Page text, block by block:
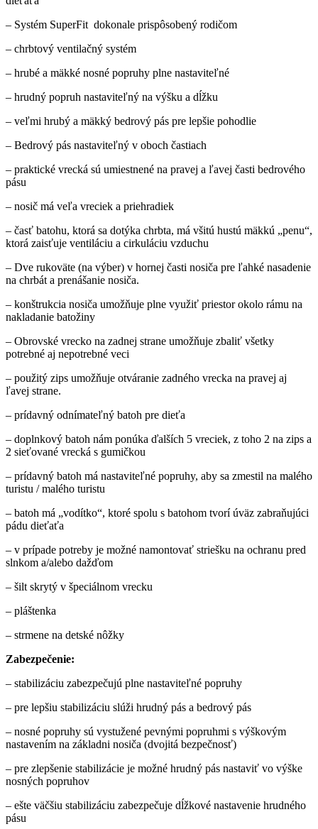
– Systém SuperFit dokonale prispôsobený rodičom
– chrbtový ventilačný systém
– hrubé a mäkké nosné popruhy plne nastaviteľné
– hrudný popruh nastaviteľný na výšku a dĺžku
– veľmi hrubý a mäkký bedrový pás pre lepšie pohodlie
– Bedrový pás nastaviteľný v oboch častiach
– praktické vrecká sú umiestnené na pravej a ľavej časti bedrového
pásu
– nosič má veľa vreciek a priehradiek
– časť batohu, ktorá sa dotýka chrbta, má všitú hustú mäkkú „penu“,
ktorá zaisťuje ventiláciu a cirkuláciu vzduchu
– Dve rukoväte (na výber) v hornej časti nosiča pre ľahké nasadenie
na chrbát a prenášanie nosiča.
– konštrukcia nosiča umožňuje plne využiť priestor okolo rámu na
nakladanie batožiny
– Obrovské vrecko na zadnej strane umožňuje zbaliť všetky
potrebné aj nepotrebné veci
– použitý zips umožňuje otváranie zadného vrecka na pravej aj
ľavej strane.
– prídavný odnímateľný batoh pre dieťa
– doplnkový batoh nám ponúka ďalších 5 vreciek, z toho 2 na zips a
2 sieťované vrecká s gumičkou
– prídavný batoh má nastaviteľné popruhy, aby sa zmestil na malého
turistu / malého turistu
– batoh má „vodítko“, ktoré spolu s batohom tvorí úväz zabraňujúci
pádu dieťaťa
– v prípade potreby je možné namontovať striešku na ochranu pred
slnkom a/alebo dažďom
– šilt skrytý v špeciálnom vrecku
– pláštenka
– strmene na detské nôžky
Zabezpečenie:
– stabilizáciu zabezpečujú plne nastaviteľné popruhy
– pre lepšiu stabilizáciu slúži hrudný pás a bedrový pás
– nosné popruhy sú vystužené pevnými popruhmi s výškovým
nastavením na základni nosiča (dvojitá bezpečnosť)
– pre zlepšenie stabilizácie je možné hrudný pás nastaviť vo výške
nosných popruhov
– ešte väčšiu stabilizáciu zabezpečuje dĺžkové nastavenie hrudného
pásu